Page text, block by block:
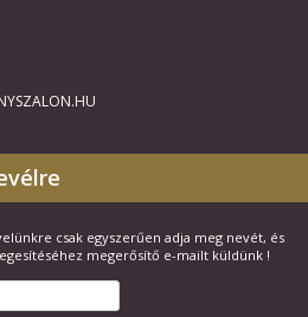
csak egyszerűen adja meg nevét, és
megerősítő e-mailt küldünk !